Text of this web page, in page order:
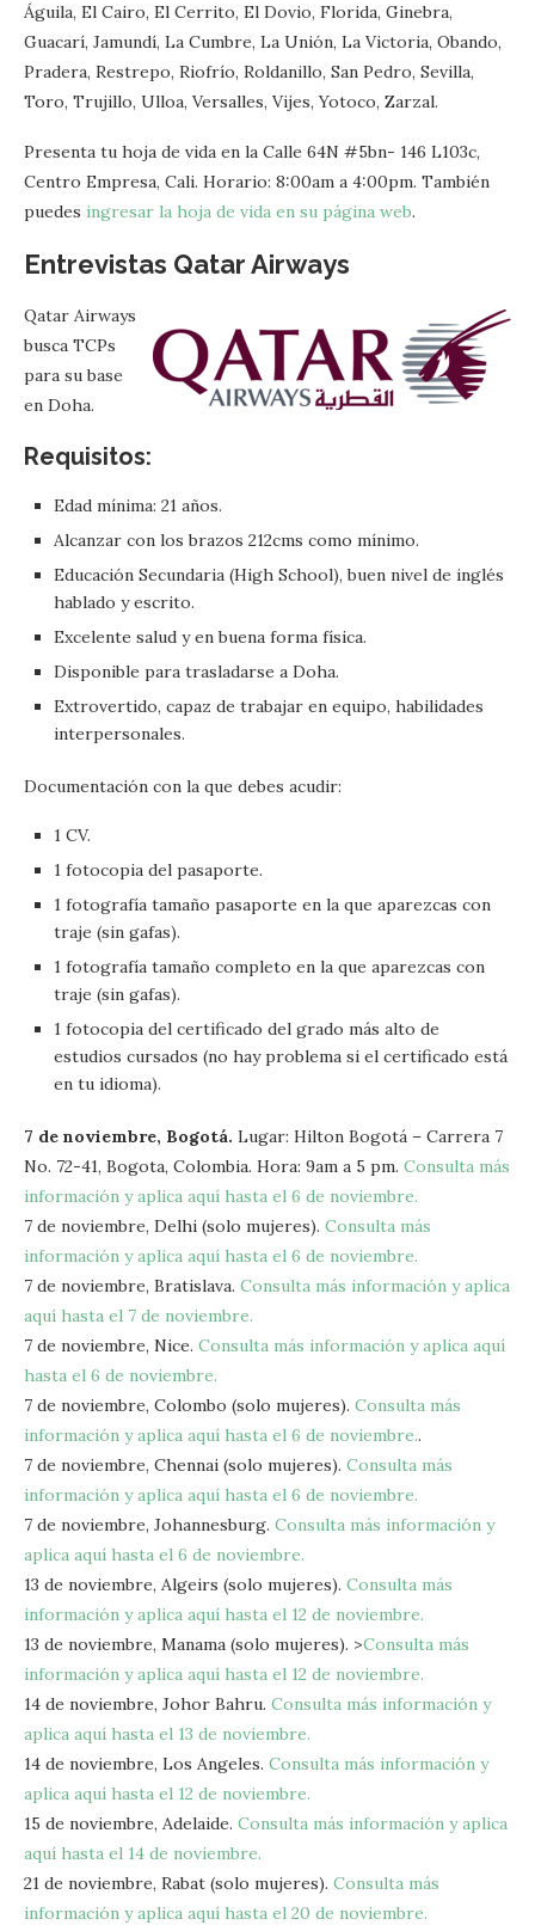
Águila, El Cairo, El Cerrito, El Dovio, Florida, Ginebra,
Guacarí, Jamundí, La Cumbre, La Unión, La Victoria, Obando,
Pradera, Restrepo, Riofrío, Roldanillo, San Pedro, Sevilla,
Toro, Trujillo, Ulloa, Versalles, Vijes, Yotoco, Zarzal.
Presenta tu hoja de vida en la Calle 64N #5bn- 146 L103c,
Centro Empresa, Cali. Horario: 8:00am a 4:00pm. También
puedes ingresar la hoja de vida en su página web.
Entrevistas Qatar Airways
Qatar Airways
busca TCPs
para su base
en Doha.
Requisitos:
Edad mínima: 21 años.
Alcanzar con los brazos 212cms como mínimo.
Educación Secundaria (High School), buen nivel de inglés
hablado y escrito.
Excelente salud y en buena forma física.
Disponible para trasladarse a Doha.
Extrovertido, capaz de trabajar en equipo, habilidades
interpersonales.
Documentación con la que debes acudir:
1 CV.
1 fotocopia del pasaporte.
1 fotografía tamaño pasaporte en la que aparezcas con
traje (sin gafas).
1 fotografía tamaño completo en la que aparezcas con
traje (sin gafas).
1 fotocopia del certificado del grado más alto de
estudios cursados (no hay problema si el certificado está
en tu idioma).
7 de noviembre, Bogotá. Lugar: Hilton Bogotá – Carrera 7
No. 72-41, Bogota, Colombia. Hora: 9am a 5 pm. Consulta más
información y aplica aquí hasta el 6 de noviembre.
7 de noviembre, Delhi (solo mujeres). Consulta más
información y aplica aquí hasta el 6 de noviembre.
7 de noviembre, Bratislava. Consulta más información y aplica
aquí hasta el 7 de noviembre.
7 de noviembre, Nice. Consulta más información y aplica aquí
hasta el 6 de noviembre.
7 de noviembre, Colombo (solo mujeres). Consulta más
información y aplica aquí hasta el 6 de noviembre..
7 de noviembre, Chennai (solo mujeres). Consulta más
información y aplica aquí hasta el 6 de noviembre.
7 de noviembre, Johannesburg. Consulta más información y
aplica aquí hasta el 6 de noviembre.
13 de noviembre, Algeirs (solo mujeres). Consulta más
información y aplica aquí hasta el 12 de noviembre.
13 de noviembre, Manama (solo mujeres). >Consulta más
información y aplica aquí hasta el 12 de noviembre.
14 de noviembre, Johor Bahru. Consulta más información y
aplica aquí hasta el 13 de noviembre.
14 de noviembre, Los Angeles. Consulta más información y
aplica aquí hasta el 12 de noviembre.
15 de noviembre, Adelaide. Consulta más información y aplica
aquí hasta el 14 de noviembre.
21 de noviembre, Rabat (solo mujeres). Consulta más
información y aplica aquí hasta el 20 de noviembre.